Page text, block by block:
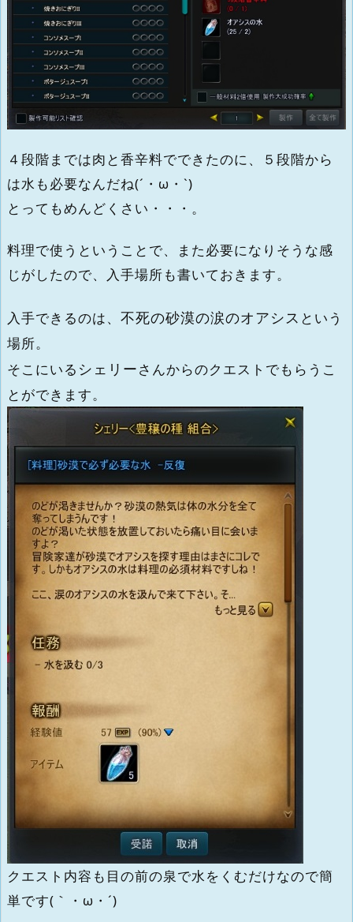
４段階までは肉と香辛料でできたのに、５段階から
は水も必要なんだね(´・ω・`)
とってもめんどくさい・・・。
料理で使うということで、また必要になりそうな感
じがしたので、入手場所も書いておきます。
入手できるのは、 不死の砂漠の涙のオアシス という
場所。
そこにいる シェリーさんからのクエストでもらうこ
とができます。
クエスト内容も目の前の泉で水をくむだけなので簡
単です(｀・ω・´)